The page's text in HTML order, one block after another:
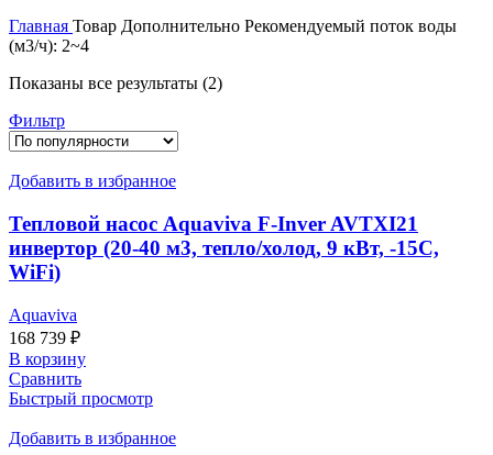
Главная Товар Дополнительно Рекомендуемый поток воды
(м3/ч): 2~4
Показаны все результаты (2)
Фильтр
Добавить в избранное
Тепловой насос Aquaviva F-Inver AVTXI21
инвертор (20-40 м3, тепло/холод, 9 кВт, -15С,
WiFi)
Aquaviva
168 739 ₽
В корзину
Сравнить
Быстрый просмотр
Добавить в избранное